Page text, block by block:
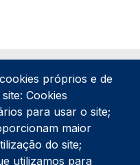
próprios e de
Cookies
para usar o site;
maior
do site;
utilizamos para